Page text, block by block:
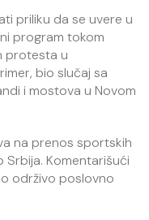
priliku da se uvere u
program tokom
protesta u
bio slučaj sa
i mostova u Novom
na prenos sportskih
Komentarišući
održivo poslovno